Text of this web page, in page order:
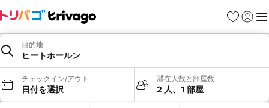
お気に入り
ログイ
メ
目的地
ヒートホールン
チェックイン/アウト
日付を選択
滞在人数と部屋数
2 人、1 部屋